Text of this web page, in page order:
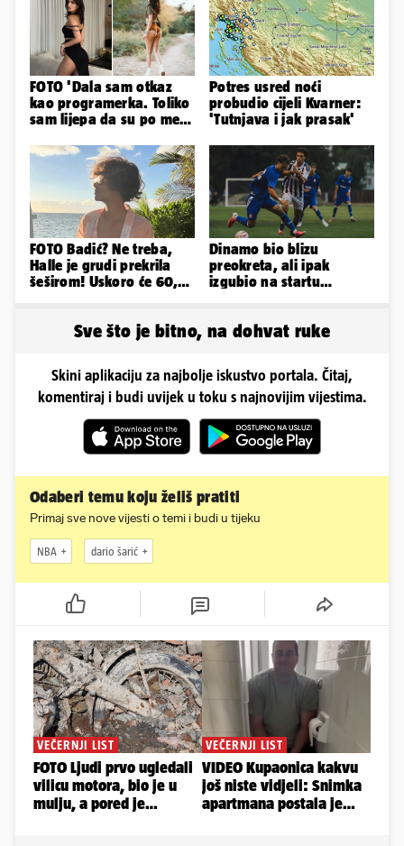
FOTO 'Dala sam otkaz
kao programerka. Toliko
sam lijepa da su po meni
Potres usred noći
probudio cijeli Kvarner:
'Tutnjava i jak prasak'
FOTO Badić? Ne treba,
Halle je grudi prekrila
šeširom! Uskoro će 60,
Dinamo bio blizu
preokreta, ali ipak
izgubio na startu
Sve što je bitno, na dohvat ruke
Skini aplikaciju za najbolje iskustvo portala. Čitaj,
komentiraj i budi uvijek u toku s najnovijim vijestima.
Odaberi temu koju želiš pratiti
Primaj sve nove vijesti o temi i budi u tijeku
NBA dario šarić